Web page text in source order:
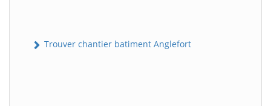
Trouver chantier batiment Anglefort